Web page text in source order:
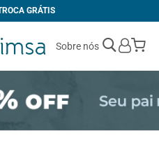
Sobre nós
My